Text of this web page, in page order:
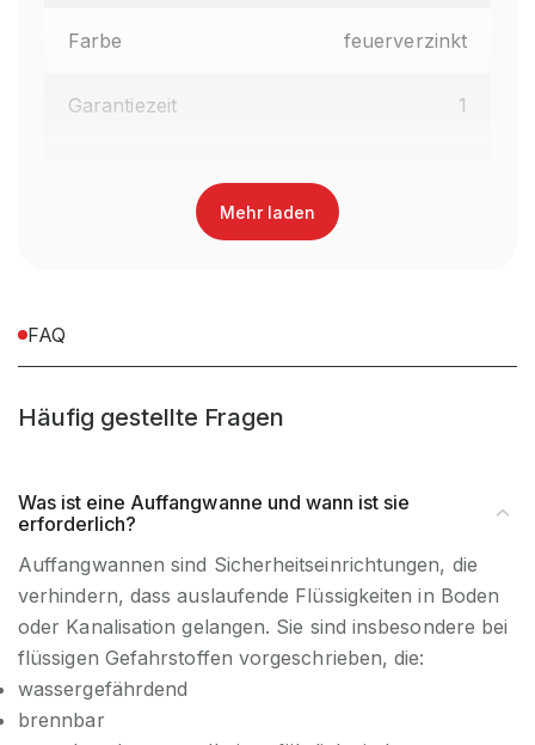
Farbe feuerverzinkt
Garantiezeit 1
Artikel-Breite (mm)
EAN-Nr. 4052462029880
Mehr laden
FAQ
Häufig gestellte Fragen
Was ist eine Auffangwanne und wann ist sie
erforderlich?
Auffangwannen sind Sicherheitseinrichtungen, die
verhindern, dass auslaufende Flüssigkeiten in Boden
oder Kanalisation gelangen. Sie sind insbesondere bei
flüssigen Gefahrstoffen vorgeschrieben, die:
wassergefährdend
brennbar